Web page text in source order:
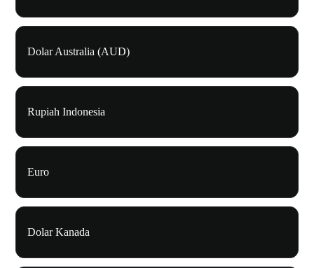
Dolar Australia (AUD)
Rupiah Indonesia
Euro
Dolar Kanada